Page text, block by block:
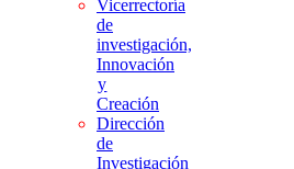
Vicerrectoría
de
investigación,
Innovación
y
Creación
Dirección
de
Investigación